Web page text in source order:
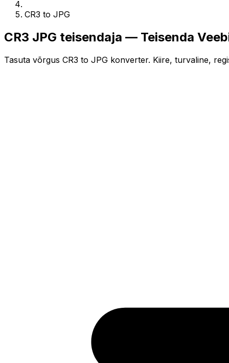
CR3 to JPG
CR3 JPG teisendaja — Teisenda
Tasuta võrgus CR3 to JPG konverter. Kiire, turvaline,